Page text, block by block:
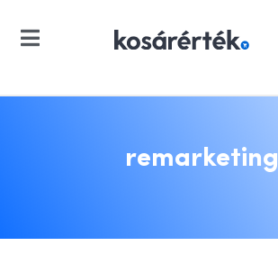
remarketing